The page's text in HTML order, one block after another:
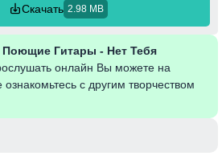
Скачать 2.98 MB
Поющие Гитары - Нет Тебя
онлайн Вы можете на
с другим творчеством